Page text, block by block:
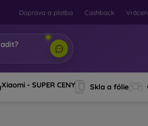
Doprava a platba Cashback
Xiaomi - SUPER CENY Skla a fólie